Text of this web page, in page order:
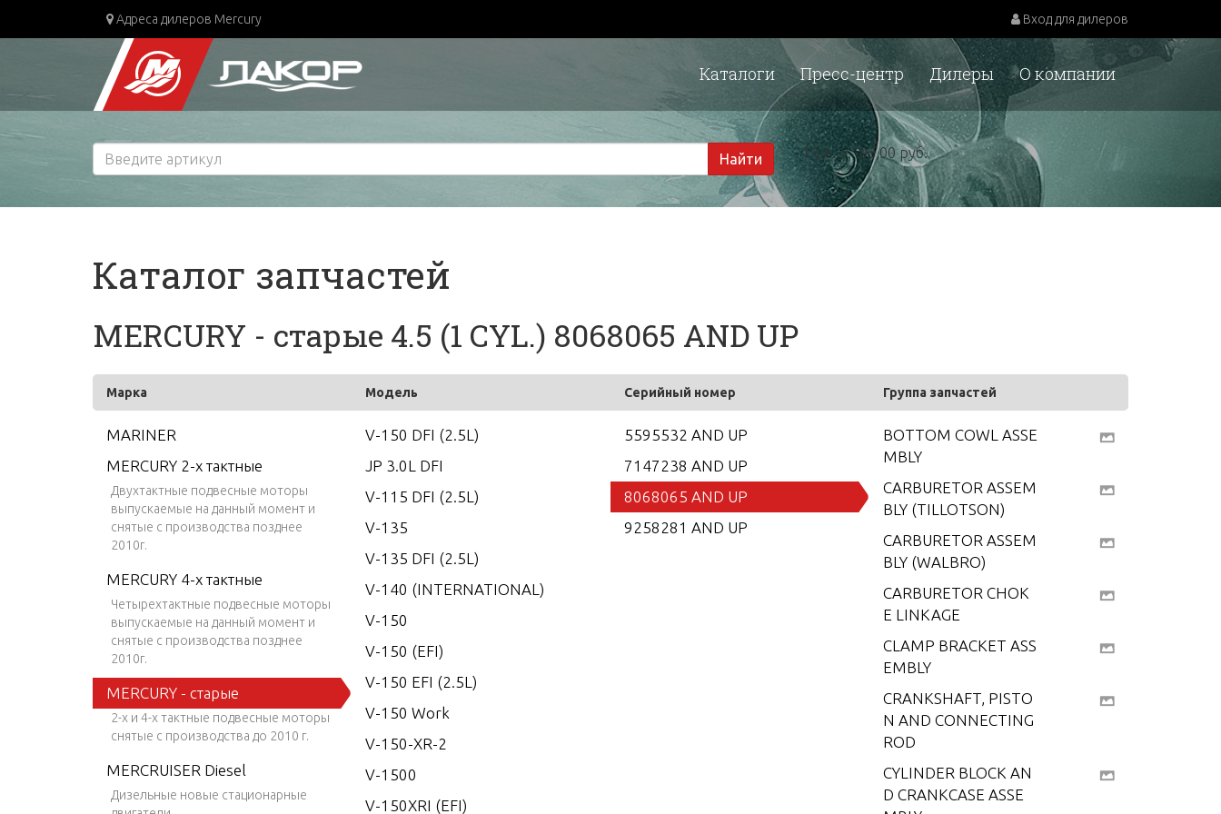
Адреса дилеров Mercury Вход для дилеров
О компании
Дилеры
Пресс-центр
Каталоги
Найти 1 у.е. = 100,00 руб.
Каталог запчастей
MERCURY - старые 4.5 (1 CYL.) 8068065 AND UP
Марка Модель Серийный номер Группа запчастей
MARINER
MERCURY 2-х тактные
Двухтактные подвесные моторы
выпускаемые на данный момент и
снятые с производства позднее
2010г.
MERCURY 4-х тактные
Четырехтактные подвесные моторы
выпускаемые на данный момент и
снятые с производства позднее
2010г.
MERCURY - старые
2-х и 4-х тактные подвесные моторы
снятые с производства до 2010 г.
MERCRUISER Diesel
Дизельные новые стационарные
V-150 DFI (2.5L)
JP 3.0L DFI
V-115 DFI (2.5L)
V-135
V-135 DFI (2.5L)
V-140 (INTERNATIONAL)
V-150
V-150 (EFI)
V-150 EFI (2.5L)
V-150 Work
V-150-XR-2
V-1500
V-150XRI (EFI)
5595532 AND UP
7147238 AND UP
8068065 AND UP
9258281 AND UP
BOTTOM COWL ASSE
MBLY
CARBURETOR ASSEM
BLY (TILLOTSON)
CARBURETOR ASSEM
BLY (WALBRO)
CARBURETOR CHOK
E LINKAGE
CLAMP BRACKET ASS
EMBLY
CRANKSHAFT, PISTO
N AND CONNECTING
ROD
CYLINDER BLOCK AN
D CRANKCASE ASSE